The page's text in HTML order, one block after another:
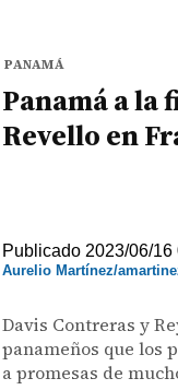
PANAMÁ
Panamá a
Revello en
Publicado 2023/06/16
Aurelio Martínez/
Davis Contreras y
panameños que los
a promesas de